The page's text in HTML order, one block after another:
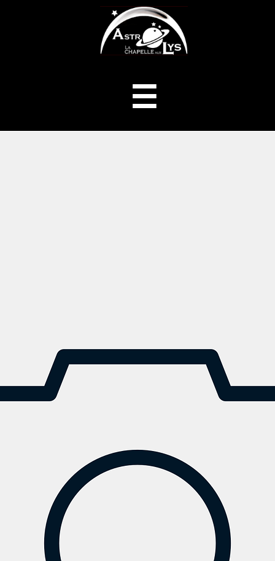
ASTROLYS
☰